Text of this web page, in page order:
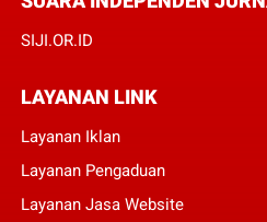
SIJI.OR.ID
LAYANAN LINK
Layanan Iklan
Layanan Pengaduan
Layanan Jasa Website